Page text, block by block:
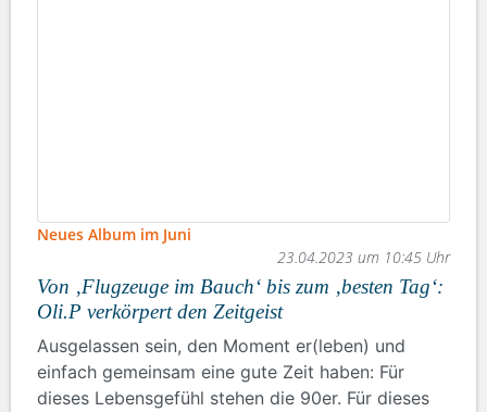
Neues Album im Juni
23.04.2023 um 10:45 Uhr
Von ‚Flugzeuge im Bauch‘ bis zum ‚besten Tag‘:
Oli.P verkörpert den Zeitgeist
Ausgelassen sein, den Moment er(leben) und
einfach gemeinsam eine gute Zeit haben: Für
dieses Lebensgefühl stehen die 90er. Für dieses